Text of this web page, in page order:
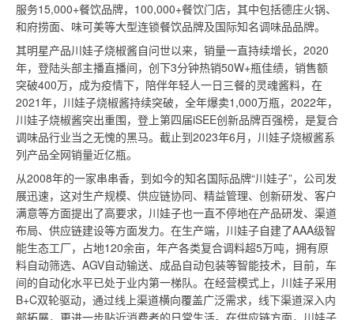
服务15,000+餐饮品牌，100,000+餐饮门店，其中包括德庄火锅、
和府捞面、味可美等大型连锁餐饮品牌及国际知名调味品品牌。
其明星产品川娃子烧椒酱自问世以来，销量一直持续增长，2020
年，登陆头部主播直播间，创下3分钟热销50W+瓶佳绩，销售额
突破400万，成为疫情下，陪伴年轻人一日三餐的灵魂酱料，在
2021年，川娃子烧椒酱持续突破，全年爆卖1,000万瓶，2022年，
川娃子烧椒酱突出重围，登上第四届iSEE创新品牌百强榜，是复合
调味品行业当之无愧的黑马。截止到2023年6月，川娃子烧椒酱系
列产品全网销量近亿瓶。
从2008年的一家串串香，到如今的知名国际品牌“川娃子”，公司发
展迅速，这对生产规模、供应链协同、精益管理、创新研发、客户
满意等方面提出了高要求，川娃子也一直不停地在产品研发、渠道
布局、供应链建设等方面发力。在生产端，川娃子自建了AAA级智
能生态工厂，占地120余亩，年产各类复合调料超5万吨，拥有原
料自动筛选、AGV自动输送、成品自动包装等智能技术，目前，车
间的自动化水平已处于业内第一梯队。在经营模式上，川娃子采用
B+C双轮驱动，通过线上渠道横向覆盖广泛需求，线下渠道深入内
部拓展，更进一步贴近消费者的日常生活。在供应链方面，川娃子